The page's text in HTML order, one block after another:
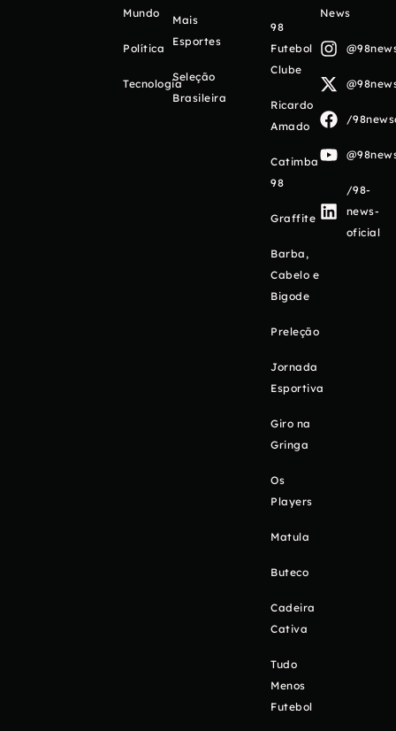
Mundo
Política
Tecnologia
Mais
Esportes
Seleção
Brasileira
98
Futebol
Clube
Ricardo
Amado
Catimba
98
Graffite
Barba,
Cabelo e
Bigode
Preleção
Jornada
Esportiva
Giro na
Gringa
Os
Players
Matula
Buteco
Cadeira
Cativa
Tudo
Menos
Futebol
News
/
/98-
news-
oficial